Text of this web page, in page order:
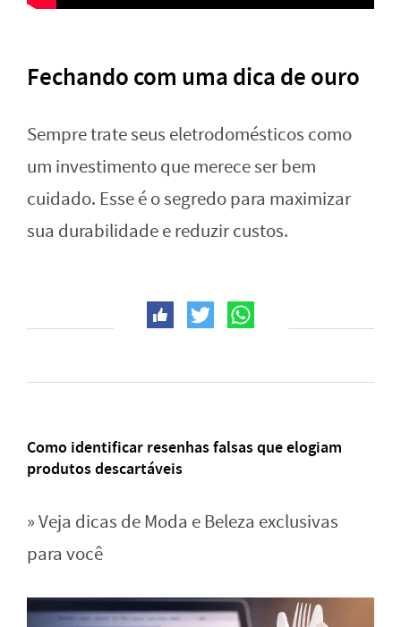
Fechando com uma dica de ouro
Sempre trate seus eletrodomésticos como
um investimento que merece ser bem
cuidado. Esse é o segredo para maximizar
sua durabilidade e reduzir custos.
Como identificar resenhas falsas que elogiam
produtos descartáveis
» Veja dicas de Moda e Beleza exclusivas
para você